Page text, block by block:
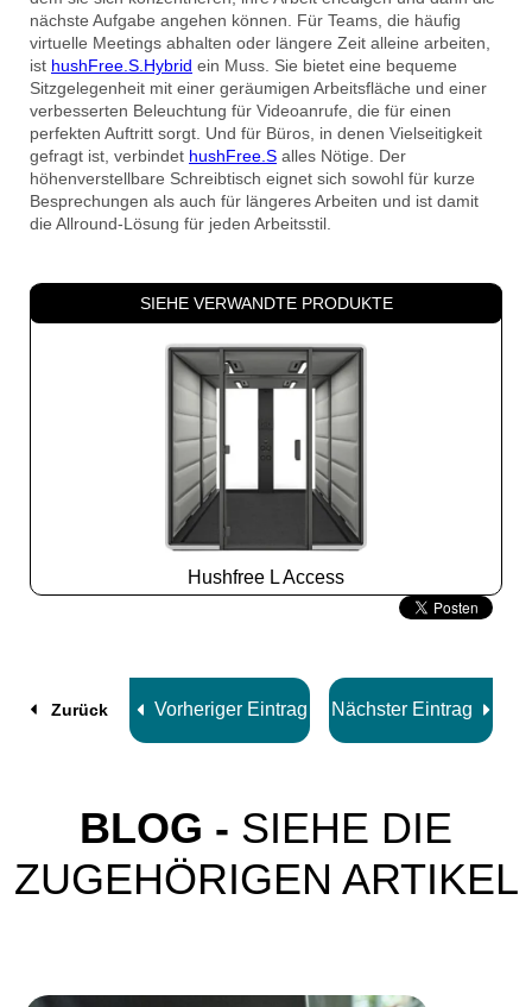
nächste Aufgabe angehen können. Für Teams, die häufig
virtuelle Meetings abhalten oder längere Zeit alleine arbeiten,
ist hushFree.S.Hybrid ein Muss. Sie bietet eine bequeme
Sitzgelegenheit mit einer geräumigen Arbeitsfläche und einer
verbesserten Beleuchtung für Videoanrufe, die für einen
perfekten Auftritt sorgt. Und für Büros, in denen Vielseitigkeit
gefragt ist, verbindet hushFree.S alles Nötige. Der
höhenverstellbare Schreibtisch eignet sich sowohl für kurze
Besprechungen als auch für längeres Arbeiten und ist damit
die Allround-Lösung für jeden Arbeitsstil.
SIEHE VERWANDTE PRODUKTE
Hushfree L Access
Slide
Zurück Vorheriger Eintrag Nächster Eintrag
BLOG - SIEHE DIE
ZUGEHÖRIGEN ARTIKEL